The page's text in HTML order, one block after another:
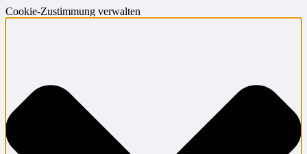
Cookie-Zustimmung verwalten